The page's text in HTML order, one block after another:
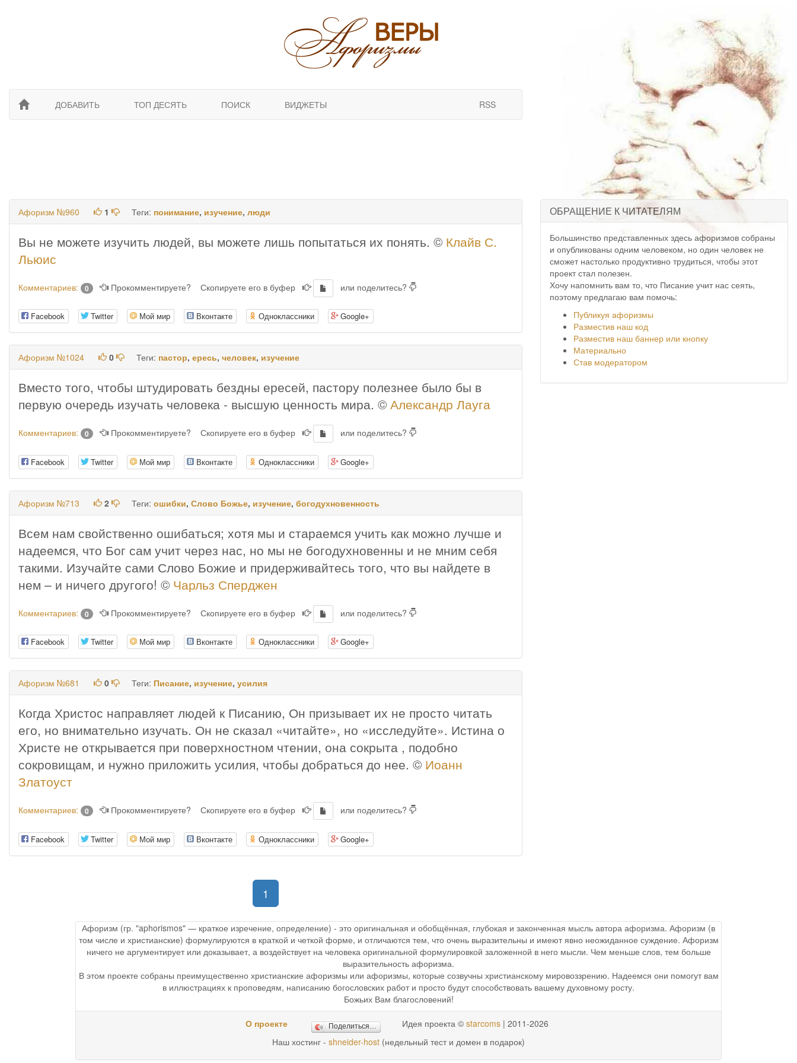
ДОБАВИТЬ ТОП ДЕСЯТЬ ПОИСК ВИДЖЕТЫ RSS
Афоризм №960 1 Теги: понимание, изучение, люди
Вы не можете изучить людей, вы можете лишь попытаться их понять. © Клайв С.
Льюис
Комментариев: 0 Прокомментируете? Скопируете его в буфер или поделитесь?
Facebook Twitter Мой мир Вконтакте Одноклассники Google+
Афоризм №1024 0 Теги: пастор, ересь, человек, изучение
Вместо того, чтобы штудировать бездны ересей, пастору полезнее было бы в
первую очередь изучать человека - высшую ценность мира. © Александр Лауга
Комментариев: 0 Прокомментируете? Скопируете его в буфер или поделитесь?
Facebook Twitter Мой мир Вконтакте Одноклассники Google+
Афоризм №713 2 Теги: ошибки, Слово Божье, изучение, богодухновенность
Всем нам свойственно ошибаться; хотя мы и стараемся учить как можно лучше и
надеемся, что Бог сам учит через нас, но мы не богодухновенны и не мним себя
такими. Изучайте сами Слово Божие и придерживайтесь того, что вы найдете в
нем – и ничего другого! © Чарльз Сперджен
Комментариев: 0 Прокомментируете? Скопируете его в буфер или поделитесь?
Facebook Twitter Мой мир Вконтакте Одноклассники Google+
Афоризм №681 0 Теги: Писание, изучение, усилия
Когда Христос направляет людей к Писанию, Он призывает их не просто читать
его, но внимательно изучать. Он не сказал «читайте», но «исследуйте». Истина о
Христе не открывается при поверхностном чтении, она сокрыта , подобно
сокровищам, и нужно приложить усилия, чтобы добраться до нее. © Иоанн
Златоуст
Комментариев: 0 Прокомментируете? Скопируете его в буфер или поделитесь?
Facebook Twitter Мой мир Вконтакте Одноклассники Google+
1
ОБРАЩЕНИЕ К ЧИТАТЕЛЯМ
Большинство представленных здесь афоризмов собраны
и опубликованы одним человеком, но один человек не
сможет настолько продуктивно трудиться, чтобы этот
проект стал полезен.
Хочу напомнить вам то, что Писание учит нас сеять,
поэтому предлагаю вам помочь:
Публикуя афоризмы
Разместив наш код
Разместив наш баннер или кнопку
Материально
Став модератором
Афоризм (гр. "aphorismos" — краткое изречение, определение) - это оригинальная и обобщённая, глубокая и законченная мысль автора афоризма. Афоризм (в
том числе и христианские) формулируются в краткой и четкой форме, и отличаются тем, что очень выразительны и имеют явно неожиданное суждение. Афоризм
ничего не аргументирует или доказывает, а воздействует на человека оригинальной формулировкой заложенной в него мысли. Чем меньше слов, тем больше
выразительность афоризма.
В этом проекте собраны преимущественно христианские афоризмы или афоризмы, которые созвучны христианскому мировоззрению. Надеемся они помогут вам
в иллюстрациях к проповедям, написанию богословских работ и просто будут способствовать вашему духовному росту.
Божьих Вам благословений!
О проекте Поделиться… Идея проекта © starcoms | 2011-2026
Наш хостинг - shneider-host (недельный тест и домен в подарок)